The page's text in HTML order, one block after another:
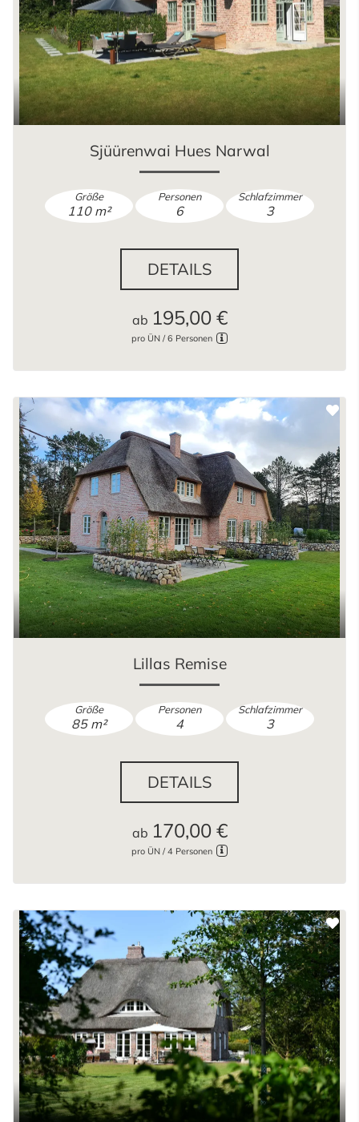
Sjüürenwai Hues Narwal
110 m²
Größe
6
Personen
3
Schlafzimmer
ab 195,00 €
pro ÜN / 6 Personen
DETAILS
Lillas Remise
85 m²
Größe
4
Personen
3
Schlafzimmer
ab 170,00 €
pro ÜN / 4 Personen
DETAILS